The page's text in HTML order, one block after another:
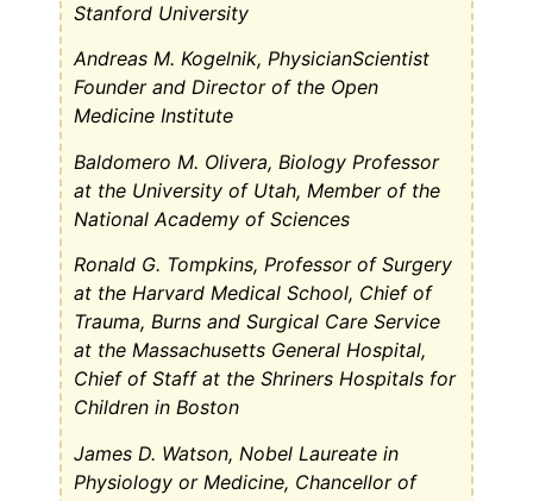
Stanford University
Andreas M. Kogelnik, Physician­Scientist
Founder and Director of the Open
Medicine Institute
Baldomero M. Olivera, Biology Professor
at the University of Utah, Member of the
National Academy of Sciences
Ronald G. Tompkins, Professor of Surgery
at the Harvard Medical School, Chief of
Trauma, Burns and Surgical Care Service
at the Massachusetts General Hospital,
Chief of Staff at the Shriners Hospitals for
Children in Boston
James D. Watson, Nobel Laureate in
Physiology or Medicine, Chancellor of